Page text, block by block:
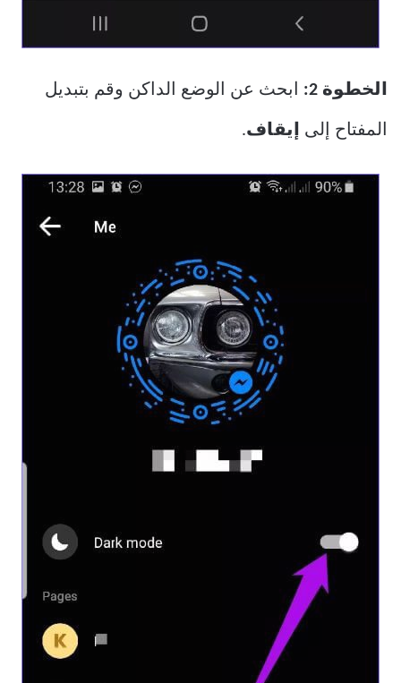
الخطوة 2: ابحث عن الوضع الداكن وقم بتبديل
المفتاح إلى إيقاف.